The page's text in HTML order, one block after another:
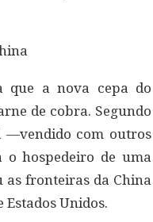
que a nova cepa do
de cobra. Segundo
—vendido com outros
hospedeiro de uma
as fronteiras da China
Unidos.